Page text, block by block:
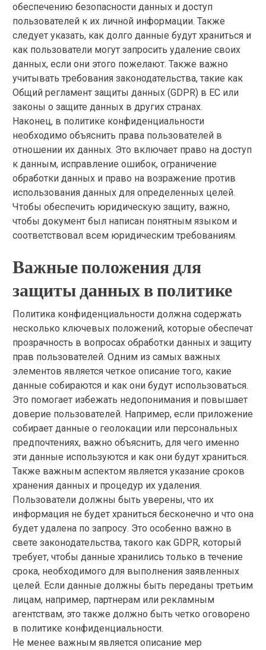
обеспечению безопасности данных и доступ
пользователей к их личной информации. Также
следует указать, как долго данные будут храниться и
как пользователи могут запросить удаление своих
данных, если они этого пожелают. Также важно
учитывать требования законодательства, такие как
Общий регламент защиты данных (GDPR) в ЕС или
законы о защите данных в других странах.
Наконец, в политике конфиденциальности
необходимо объяснить права пользователей в
отношении их данных. Это включает право на доступ
к данным, исправление ошибок, ограничение
обработки данных и право на возражение против
использования данных для определенных целей.
Чтобы обеспечить юридическую защиту, важно,
чтобы документ был написан понятным языком и
соответствовал всем юридическим требованиям.
Важные положения для
защиты данных в политике
Политика конфиденциальности должна содержать
несколько ключевых положений, которые обеспечат
прозрачность в вопросах обработки данных и защиту
прав пользователей. Одним из самых важных
элементов является четкое описание того, какие
данные собираются и как они будут использоваться.
Это помогает избежать недопонимания и повышает
доверие пользователей. Например, если приложение
собирает данные о геолокации или персональных
предпочтениях, важно объяснить, для чего именно
эти данные используются и как они будут храниться.
Также важным аспектом является указание сроков
хранения данных и процедур их удаления.
Пользователи должны быть уверены, что их
информация не будет храниться бесконечно и что она
будет удалена по запросу. Это особенно важно в
свете законодательства, такого как GDPR, который
требует, чтобы данные хранились только в течение
срока, необходимого для выполнения заявленных
целей. Если данные должны быть переданы третьим
лицам, например, партнерам или рекламным
агентствам, это также должно быть четко оговорено
в политике конфиденциальности.
Не менее важным является описание мер